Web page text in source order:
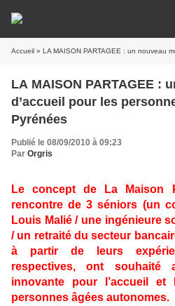
Accueil » LA MAISON PARTAGEE : un nouveau mode
LA MAISON PARTAGEE :
d’accueil pour les
Pyrénées
Publié le 08/09/2010 à 09:23
Par Orgris
Le concept de La Maison
rencontre de 3 séniors (un
Louis Malié / une ingénieure
/ un retraité du secteur
à partir de leurs
respectives, ont souhaité
innovante pour l’accueil et
personnes âgées autonomes.